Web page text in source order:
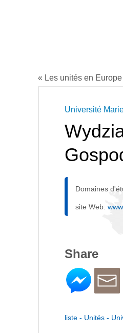
« Les unités en Europe
Université
Domaines
site Web:
Share
liste - Unités -